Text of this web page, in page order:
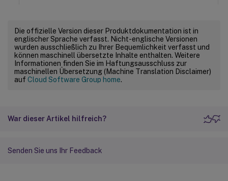
Die offizielle Version dieser Produktdokumentation ist in
englischer Sprache verfasst. Nicht-englische Versionen
wurden ausschließlich zu Ihrer Bequemlichkeit verfasst und
können maschinell übersetzte Inhalte enthalten. Weitere
Informationen finden Sie im Haftungsausschluss zur
maschinellen Übersetzung (Machine Translation Disclaimer)
auf Cloud Software Group home.
War dieser Artikel hilfreich?
Senden Sie uns Ihr Feedback